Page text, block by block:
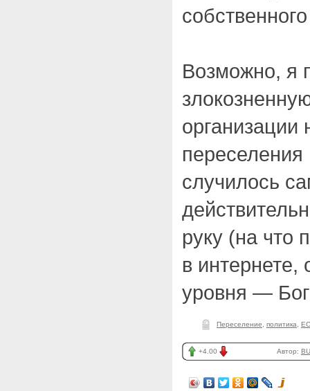
Возможно, я
организации
случилось
руку (на что
в интернете,
уровня —
Переселение политика ЕС
+4.00 Автор: